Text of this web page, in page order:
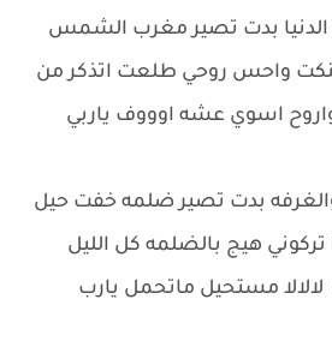
الدنيا بدت تصير مغرب الشمس
واحس روحي طلعت اتذكر من
اسوي عشه اوووف ياربي
والغرفه بدت تصير ضلمه خفت حيل
هيج بالضلمه كل الليل
مستحيل ماتحمل يارب